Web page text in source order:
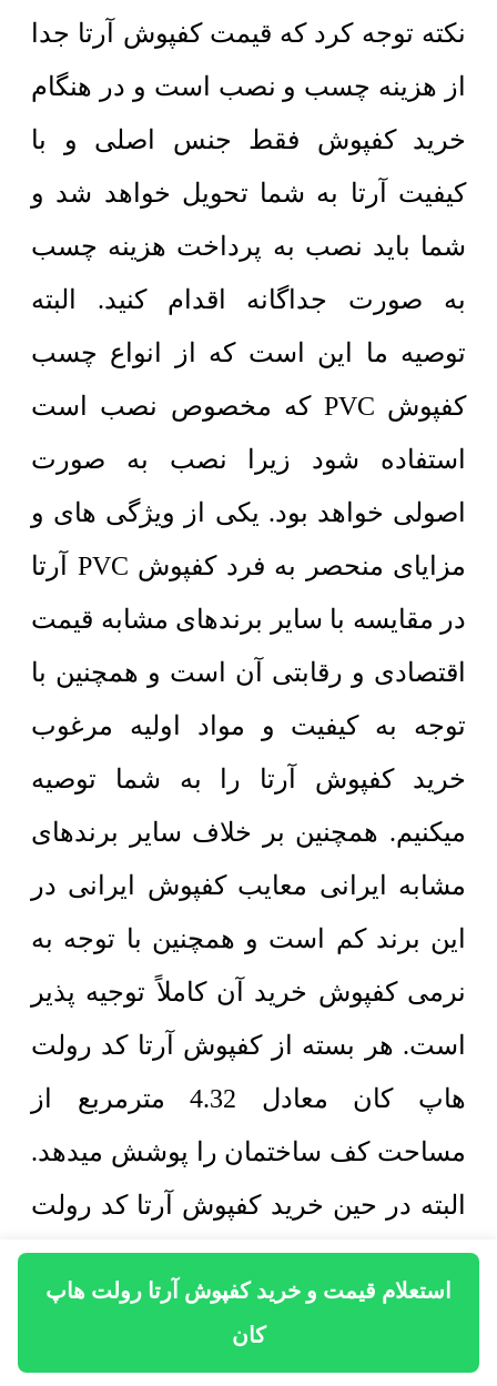
استعلام قیمت و خرید کفپوش آرتا رولت هاپ
کان
نکته توجه کرد که قیمت کفپوش آرتا جدا
از هزینه چسب و نصب است و در هنگام
خرید کفپوش فقط جنس اصلی و با
کیفیت آرتا به شما تحویل خواهد شد و
شما باید نصب به پرداخت هزینه چسب
به صورت جداگانه اقدام کنید. البته
توصیه ما این است که از انواع چسب
کفپوش PVC که مخصوص نصب است
استفاده شود زیرا نصب به صورت
اصولی خواهد بود. یکی از ویژگی های و
مزایای منحصر به فرد کفپوش PVC آرتا
در مقایسه با سایر برندهای مشابه قیمت
اقتصادی و رقابتی آن است و همچنین با
توجه به کیفیت و مواد اولیه مرغوب
خرید کفپوش آرتا را به شما توصیه
میکنیم. همچنین بر خلاف سایر برندهای
مشابه ایرانی معایب کفپوش ایرانی در
این برند کم است و همچنین با توجه به
نرمی کفپوش خرید آن کاملاً توجیه پذیر
است. هر بسته از کفپوش آرتا کد رولت
هاپ کان معادل 4.32 مترمربع از
مساحت کف ساختمان را پوشش میدهد.
البته در حین خرید کفپوش آرتا کد رولت
هاپ کان بهتر است که در حد یک یا دو
بسته بیشتر سفارش داد که در زمان